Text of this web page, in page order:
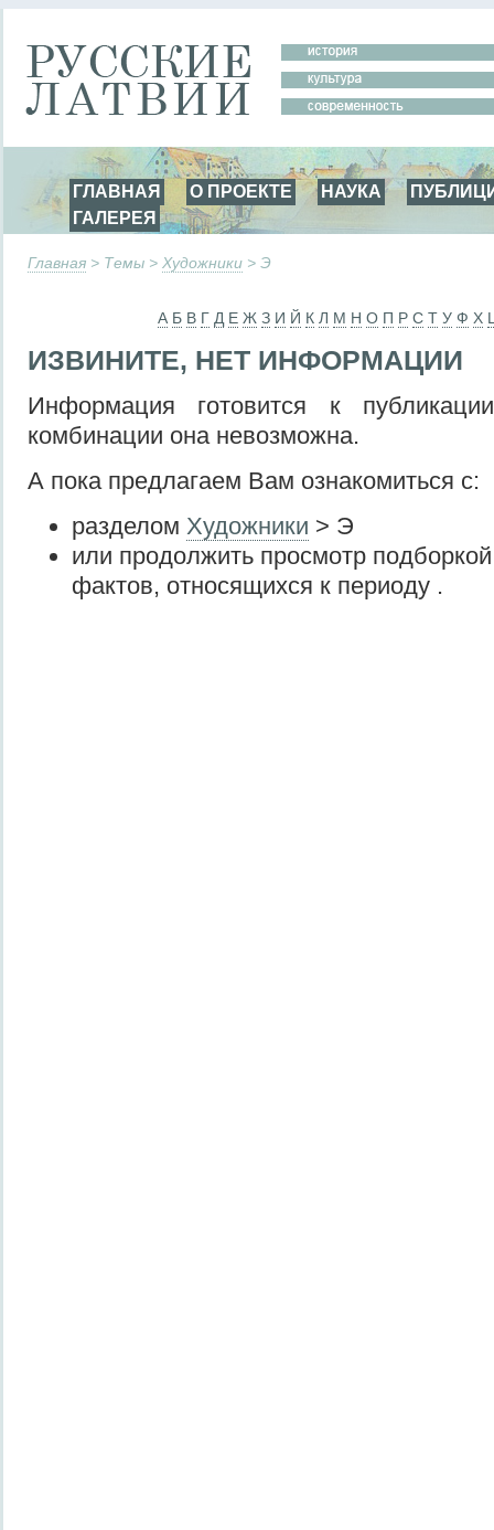
ГЛАВНАЯ О ПРОЕКТЕ НАУКА
ГАЛЕРЕЯ
Главная > Темы > Художники > Э
А Б В Г Д Е Ж З И Й К Л М Н О П Р С Т У Ф Х
ИЗВИНИТЕ, НЕТ ИНФОРМАЦИИ
Информация готовится к
комбинации она невозможна.
А пока предлагаем Вам ознакомиться с:
разделом Художники > Э
или продолжить просмотр подборкой
фактов, относящихся к периоду .